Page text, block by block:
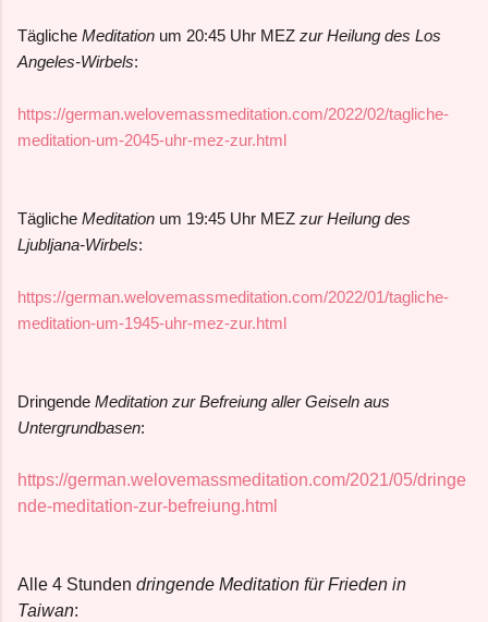
Tägliche Meditation um 20:45 Uhr MEZ zur Heilung des Los
Angeles-Wirbels:
https://german.welovemassmeditation.com/2022/02/tagliche-
meditation-um-2045-uhr-mez-zur.html
Tägliche Meditation um 19:45 Uhr MEZ zur Heilung des
Ljubljana-Wirbels:
https://german.welovemassmeditation.com/2022/01/tagliche-
meditation-um-1945-uhr-mez-zur.html
Dringende Meditation zur Befreiung aller Geiseln aus
Untergrundbasen:
https://german.welovemassmeditation.com/2021/05/dringe
nde-meditation-zur-befreiung.html
Alle 4 Stunden dringende Meditation für Frieden in
Taiwan: